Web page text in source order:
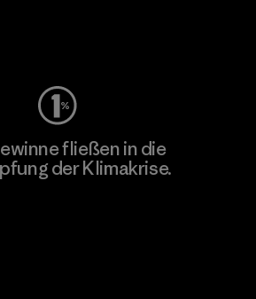
fließen in die
der Klimakrise.